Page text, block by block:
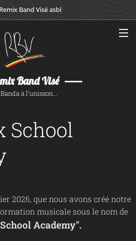
Remix Band Visé asbl
Band Visé
à l'unisson...
School
2026, que nous avons créé notre
musicale sous le nom de
Academy".